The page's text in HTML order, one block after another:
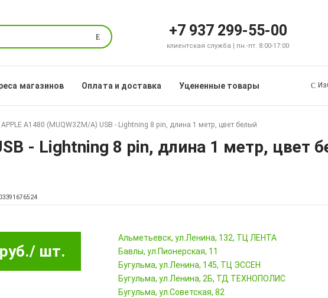
Поиск +7 937 299-55-00
клиентская служба | пн.-пт. 8:00-17:00
магазинов Оплата и доставка Уцененные товары
A1480 (MUQW3ZM/A) USB - Lightning 8 pin, длина 1 метр, цвет белый
- Lightning 8 pin, длина 1 метр, цвет
/ шт.
Альметьевск, ул.Ленина, 132, ТЦ ЛЕНТА
Бавлы, ул.Пионерская, 11
Бугульма, ул.Ленина, 145, ТЦ ЭССЕН
Бугульма, ул.Ленина, 2Б, ТД ТЕХНОПОЛИС
Бугульма, ул.Советская, 82